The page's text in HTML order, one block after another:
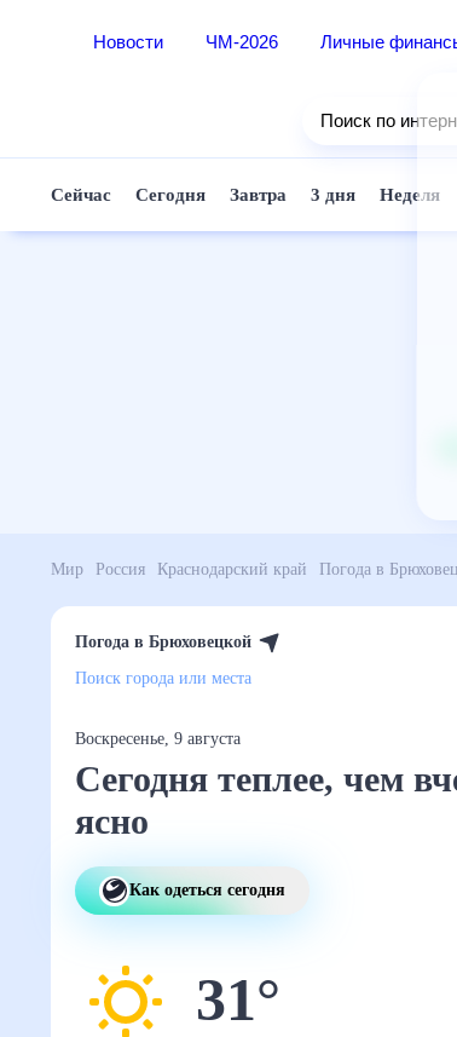
Новости ЧМ-2026 Личные
Поиск по
Сейчас Сегодня Завтра 3 дня
Мир Россия Краснодарский край Погода
Погода в Брюховецкой
Поиск города или места
Воскресенье, 9 августа
Сегодня теплее,
вчера и ясно
Как одеться сегодня
31°